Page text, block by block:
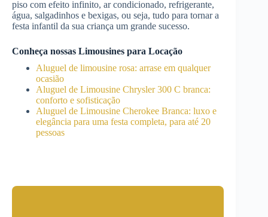
piso com efeito infinito, ar condicionado, refrigerante,
água, salgadinhos e bexigas, ou seja, tudo para tornar a
festa infantil da sua criança um grande sucesso.
Conheça nossas Limousines para Locação
Aluguel de limousine rosa: arrase em qualquer
ocasião
Aluguel de Limousine Chrysler 300 C branca:
conforto e sofisticação
Aluguel de Limousine Cherokee Branca: luxo e
elegância para uma festa completa, para até 20
pessoas